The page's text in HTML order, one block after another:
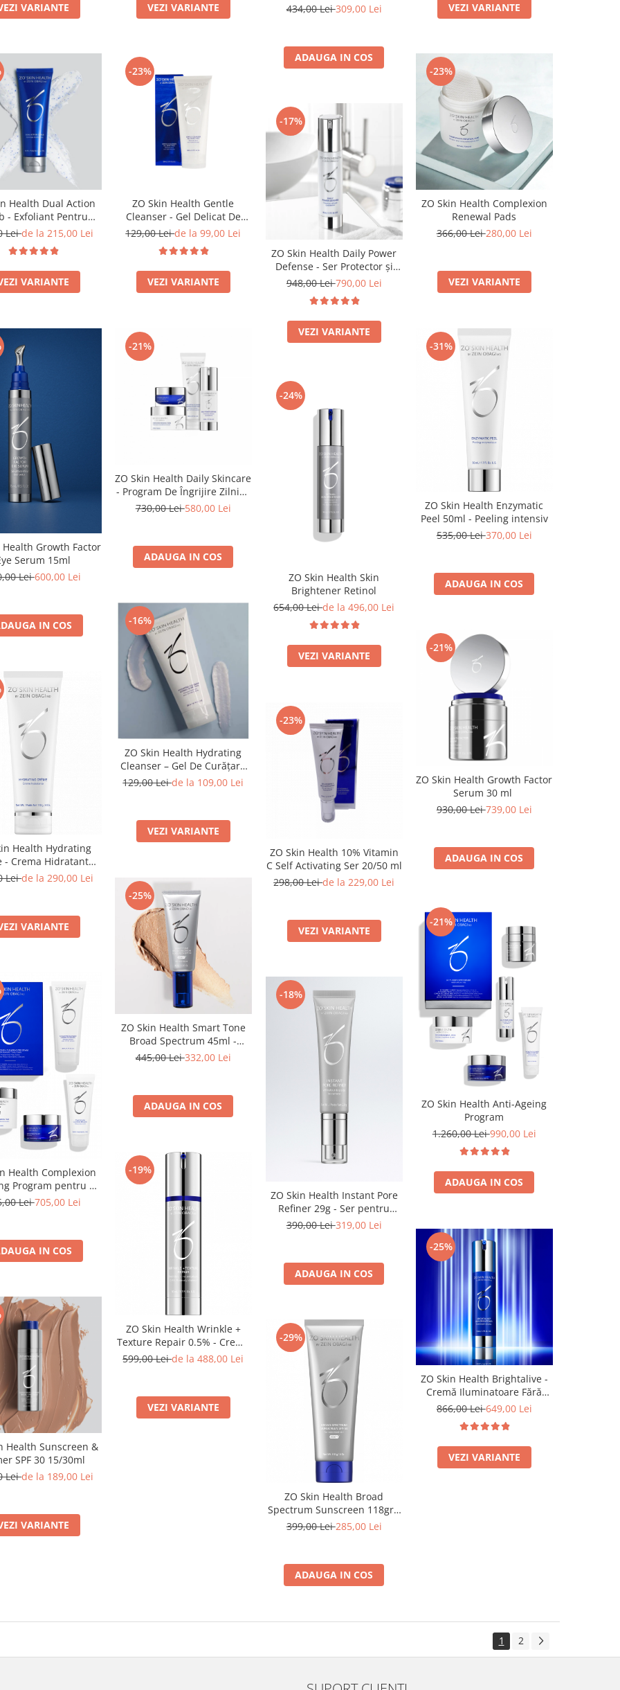
VARIANTE VEZI VARIANTE
434,00 Lei309,00 Lei
ADAUGA IN COS
VEZI VARIANTE
Health Dual Action
- Exfoliant Pentru
Seboreic
Leide la 215,00 Lei
VARIANTE
-23%
ZO Skin Health Gentle
Cleanser - Gel Delicat De
Curățare Pentru Toate
129,00 Leide la 99,00 Lei
VEZI VARIANTE
-23%
ZO Skin Health Complexion
Renewal Pads
366,00 Lei280,00 Lei
VEZI VARIANTE
-17%
ZO Skin Health Daily Power
Defense - Ser Protector și
Reparat al ADN-ului
948,00 Lei790,00 Lei
VEZI VARIANTE
Health Growth Factor
Serum 15ml
Lei600,00 Lei
IN COS
-21%
ZO Skin Health Daily Skincare
- Program De Îngrijire Zilnică
Anti-Ageing
730,00 Lei580,00 Lei
ADAUGA IN COS
-31%
ZO Skin Health Enzymatic
Peel 50ml - Peeling intensiv
535,00 Lei370,00 Lei
ADAUGA IN COS
-24%
ZO Skin Health Skin
Brightener Retinol
654,00 Leide la 496,00 Lei
VEZI VARIANTE
-16%
ZO Skin Health Hydrating
Cleanser – Gel De Curățare
Hidratant 60ml/200ml
129,00 Leide la 109,00 Lei
VEZI VARIANTE
-21%
ZO Skin Health Growth Factor
Serum 30 ml
930,00 Lei739,00 Lei
ADAUGA IN COS
Health Hydrating
- Crema Hidratanta
Fata 58/113g
Leide la 290,00 Lei
VARIANTE
-23%
ZO Skin Health 10% Vitamin
C Self Activating Ser 20/50 ml
298,00 Leide la 229,00 Lei
VEZI VARIANTE
-25%
ZO Skin Health Smart Tone
Broad Spectrum 45ml -
Protecție Solară Cu Spectru
445,00 Lei332,00 Lei
ADAUGA IN COS
-21%
ZO Skin Health Anti-Ageing
Program
1.260,00 Lei990,00 Lei
ADAUGA IN COS
Health Complexion
Program pentru a
si curata porii
Lei705,00 Lei
IN COS
-18%
ZO Skin Health Instant Pore
Refiner 29g - Ser pentru
diminuarea porilor
390,00 Lei319,00 Lei
ADAUGA IN COS
-19%
ZO Skin Health Wrinkle +
Texture Repair 0.5% - Cremă
Cu Retinol 30ml/50ml
599,00 Leide la 488,00 Lei
VEZI VARIANTE
-25%
ZO Skin Health Brightalive -
Cremă Iluminatoare Fără
Retinol 30/50ml
866,00 Lei649,00 Lei
VEZI VARIANTE
Health Sunscreen &
SPF 30 15/30ml
Leide la 189,00 Lei
VARIANTE
-29%
ZO Skin Health Broad
Spectrum Sunscreen 118gr -
Cremă Protecție Solară SPF
399,00 Lei285,00 Lei
ADAUGA IN COS
1 2